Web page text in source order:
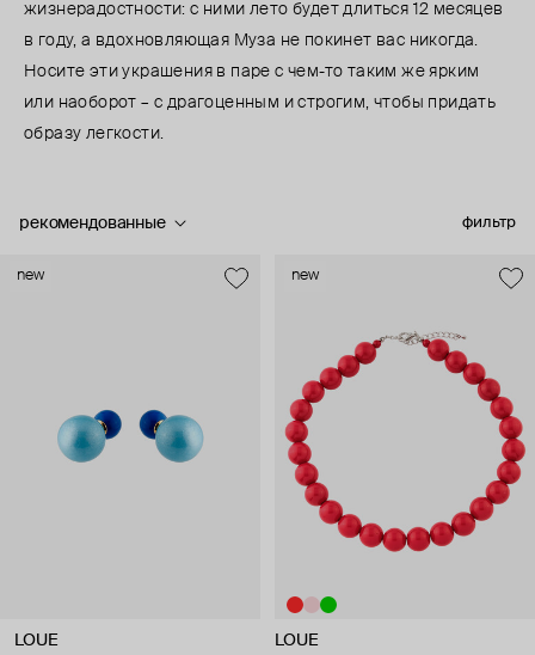
жизнерадостности: с ними лето будет длиться 12 месяцев
в году, а вдохновляющая Муза не покинет вас никогда.
Носите эти украшения в паре с чем-то таким же ярким
или наоборот – с драгоценным и строгим, чтобы придать
образу легкости.
фильтр
рекомендованные
new
LOUE
new
LOUE